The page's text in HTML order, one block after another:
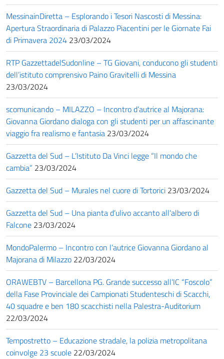
MessinainDiretta – Esplorando i Tesori Nascosti di Messina:
Apertura Straordinaria di Palazzo Piacentini per le Giornate Fai
di Primavera 2024 23/03/2024
RTP GazzettadelSudonline – TG Giovani, conducono gli studenti
dell’istituto comprensivo Paino Gravitelli di Messina
23/03/2024
scomunicando – MILAZZO – Incontro d’autrice al Majorana:
Giovanna Giordano dialoga con gli studenti per un affascinante
viaggio fra realismo e fantasia 23/03/2024
Gazzetta del Sud – L’Istituto Da Vinci legge “Il mondo che
cambia” 23/03/2024
Gazzetta del Sud – Murales nel cuore di Tortorici 23/03/2024
Gazzetta del Sud – Una pianta d’ulivo accanto all’albero di
Falcone 23/03/2024
MondoPalermo – Incontro con l’autrice Giovanna Giordano al
Majorana di Milazzo 22/03/2024
ORAWEBTV – Barcellona PG. Grande successo all’IC “Foscolo”
della Fase Provinciale dei Campionati Studenteschi di Scacchi,
40 squadre e ben 180 scacchisti nella Palestra-Auditorium
22/03/2024
Tempostretto – Educazione stradale, la polizia metropolitana
coinvolge 23 scuole 22/03/2024